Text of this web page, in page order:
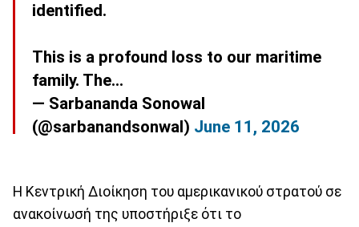
identified.
This is a profound loss to our maritime
family. The…
— Sarbananda Sonowal
(@sarbanandsonwal) June 11, 2026
Η Κεντρική Διοίκηση του αμερικανικού στρατού σε
ανακοίνωσή της υποστήριξε ότι το